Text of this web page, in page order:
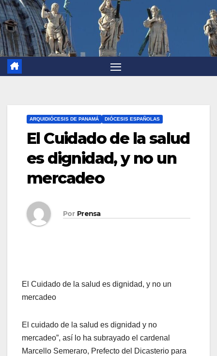
ARQUIDIÓCESIS DE PANAMÁ DIÓCESIS ESPAÑOLAS
El Cuidado de la salud
es dignidad, y no un
mercadeo
Por Prensa
El Cuidado de la salud es dignidad, y no un
mercadeo
El cuidado de la salud es dignidad y no
mercadeo”, así lo ha subrayado el cardenal
Marcello Semeraro, Prefecto del Dicasterio para